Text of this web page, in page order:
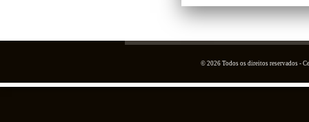
© 2026 Todos os direitos reservados -